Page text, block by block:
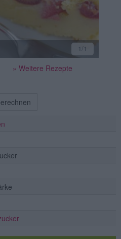
1/1
» Weitere Rezepte